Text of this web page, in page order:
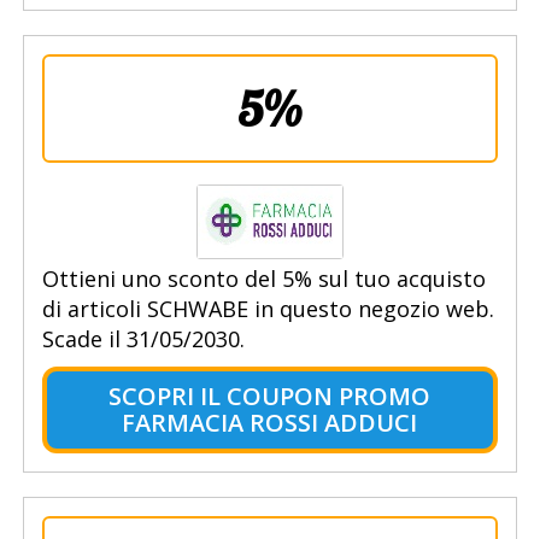
5%
Ottieni uno sconto del 5% sul tuo acquisto
di articoli SCHWABE in questo negozio web.
Scade il 31/05/2030.
SCOPRI IL COUPON PROMO
FARMACIA ROSSI ADDUCI